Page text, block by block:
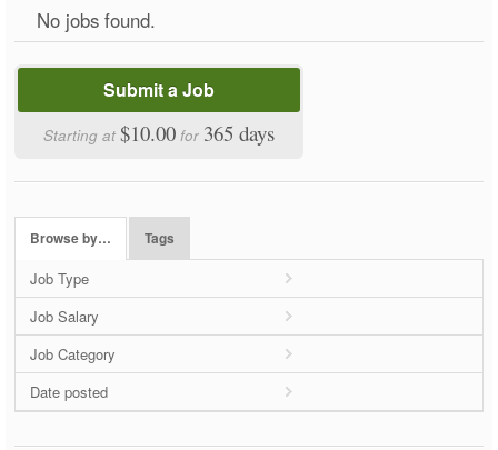
No jobs found.
Submit a Job
Starting at$10.00 for 365 days
Browse by… Tags
Job Type
Job Salary
Job Category
Date posted